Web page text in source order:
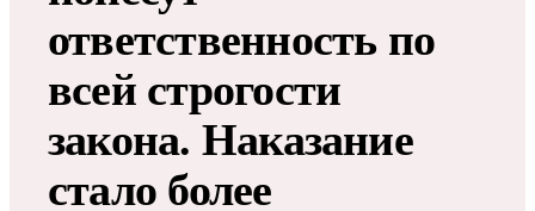
ответственность по
всей строгости
закона. Наказание
стало более